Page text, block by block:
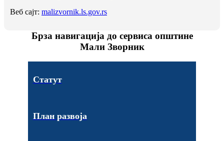
Веб сајт: malizvornik.ls.gov.rs
Брза навигација до сервиса општине
Мали Зворник
Статут
План развоја